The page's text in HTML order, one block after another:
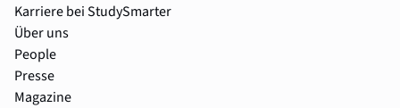
Karriere bei StudySmarter
Über uns
People
Presse
Magazine